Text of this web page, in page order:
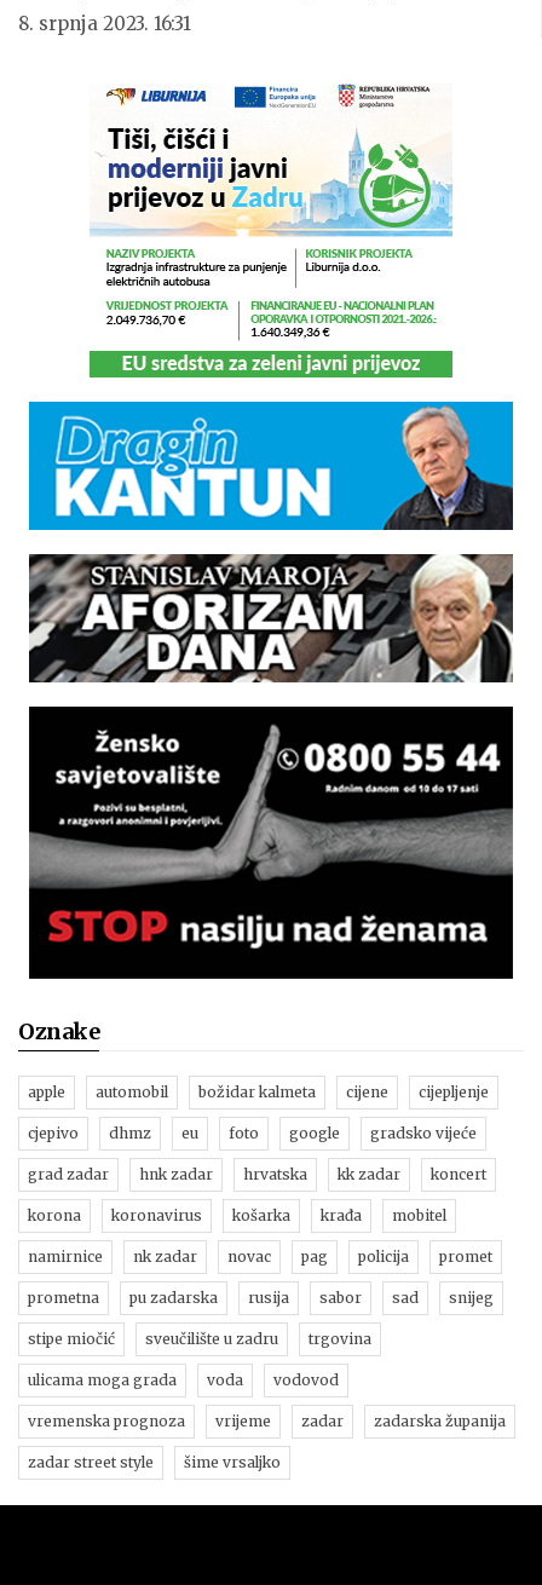
8. srpnja 2023. 16:31
Oznake
apple automobil božidar kalmeta cijene cijepljenje
cjepivo dhmz eu foto google gradsko vijeće
grad zadar hnk zadar hrvatska kk zadar koncert
korona koronavirus košarka krađa mobitel
namirnice nk zadar novac pag policija promet
prometna pu zadarska rusija sabor sad snijeg
stipe miočić sveučilište u zadru trgovina
ulicama moga grada voda vodovod
vremenska prognoza vrijeme zadar zadarska županija
zadar street style šime vrsaljko